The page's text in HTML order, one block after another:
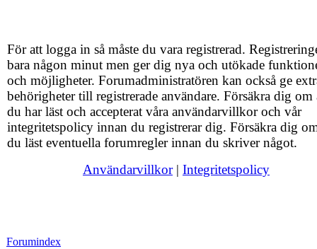
För att logga in så måste du vara registrerad.
bara någon minut men ger dig nya och utökade
och möjligheter. Forumadministratören kan också ge
behörigheter till registrerade användare. Försäkra dig om
du har läst och accepterat våra användarvillkor och vår
integritetspolicy innan du registrerar dig. Försäkra dig
du läst eventuella forumregler innan du skriver något.
Användarvillkor| Integritetspolicy
Forumindex